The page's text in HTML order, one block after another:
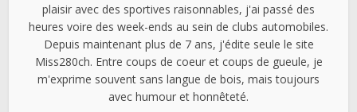
plaisir avec des sportives raisonnables, j'ai passé des
heures voire des week-ends au sein de clubs automobiles.
Depuis maintenant plus de 7 ans, j'édite seule le site
Miss280ch. Entre coups de coeur et coups de gueule, je
m'exprime souvent sans langue de bois, mais toujours
avec humour et honnêteté.